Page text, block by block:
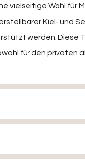
vielseitige Wahl für
Kiel- und
werden. Diese
für den privaten